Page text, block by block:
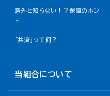
意外と知らない！？保障のホン
ト
「共済」って何？
当組合について